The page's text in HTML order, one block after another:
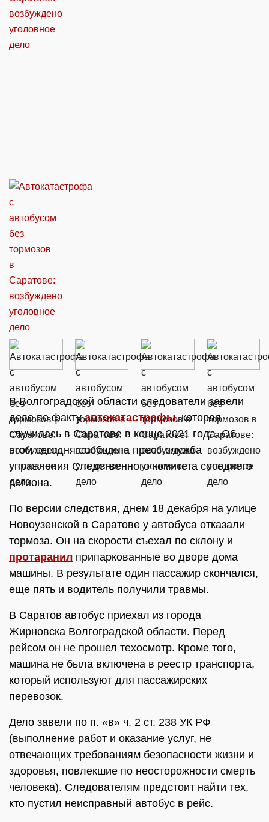
В Волгоградской области следователи завели
дело по фактуавтокатастрофы, которая
случилась в Саратове в конце 2021 года. Об
этом сегодня сообщила пресс-служба
управления Следственного комитета соседнего
региона.
По версии следствия, днем 18 декабря на улице
Новоузенской в Саратове у автобуса отказали
тормоза. Он на скорости съехал по склону и
протаранил припаркованные во дворе дома
машины. В результате один пассажир скончался,
еще пять и водитель получили травмы.
В Саратов автобус приехал из города
Жирновска Волгоградской области. Перед
рейсом он не прошел техосмотр. Кроме того,
машина не была включена в реестр транспорта,
который используют для пассажирских
перевозок.
Дело завели по п. «в» ч. 2 ст. 238 УК РФ
(выполнение работ и оказание услуг, не
отвечающих требованиям безопасности жизни и
здоровья, повлекшие по неосторожности смерть
человека). Следователям предстоит найти тех,
кто пустил неисправный автобус в рейс.